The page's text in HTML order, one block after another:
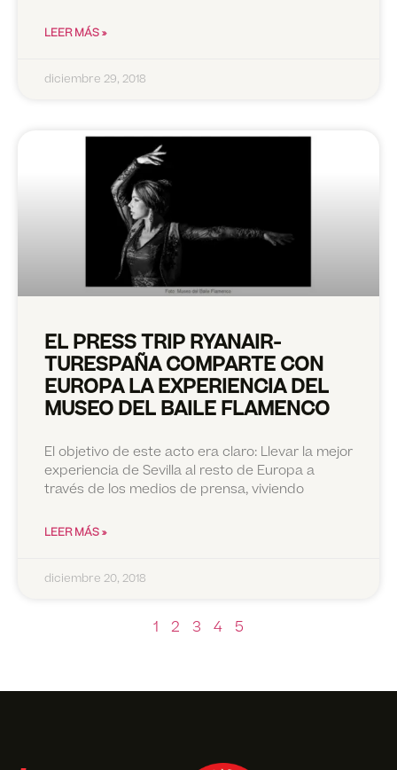
LEER MÁS »
diciembre 29, 2018
EL PRESS TRIP RYANAIR-
TURESPAÑA COMPARTE CON
EUROPA LA EXPERIENCIA DEL
MUSEO DEL BAILE FLAMENCO
El objetivo de este acto era claro: Llevar la mejor
experiencia de Sevilla al resto de Europa a
través de los medios de prensa, viviendo
LEER MÁS »
diciembre 20, 2018
1 2 3 4 5